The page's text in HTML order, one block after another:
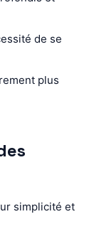
de se
plus
simplicité et